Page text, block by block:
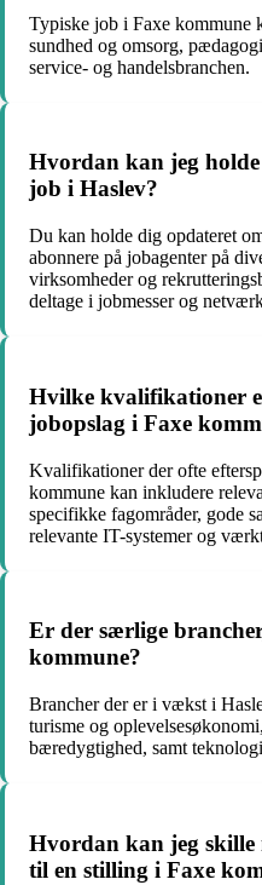
Typiske job i Faxe kommune
sundhed og omsorg,
service- og handelsbranchen.
Hvordan kan jeg
job i Haslev?
Du kan holde dig opdateret
abonnere på jobagenter på
virksomheder og
deltage i jobmesser og
Hvilke kvalifikationer
jobopslag i Faxe
Kvalifikationer der ofte
kommune kan inkludere
specifikke fagområder, gode
relevante IT-systemer og
Er der særlige
kommune?
Brancher der er i vækst i
turisme og
bæredygtighed, samt
Hvordan kan jeg skille
til en stilling i Faxe